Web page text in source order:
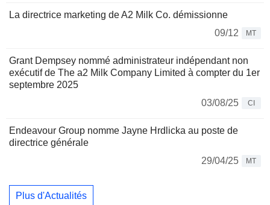
La directrice marketing de A2 Milk Co. démissionne
09/12
MT
Grant Dempsey nommé administrateur indépendant non
exécutif de The a2 Milk Company Limited à compter du 1er
septembre 2025
03/08/25
CI
Endeavour Group nomme Jayne Hrdlicka au poste de
directrice générale
29/04/25
MT
Plus d'Actualités